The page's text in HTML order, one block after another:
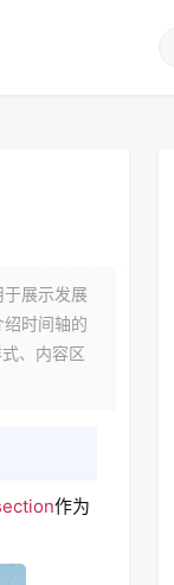
展示发展
时间轴的
、内容区
作为